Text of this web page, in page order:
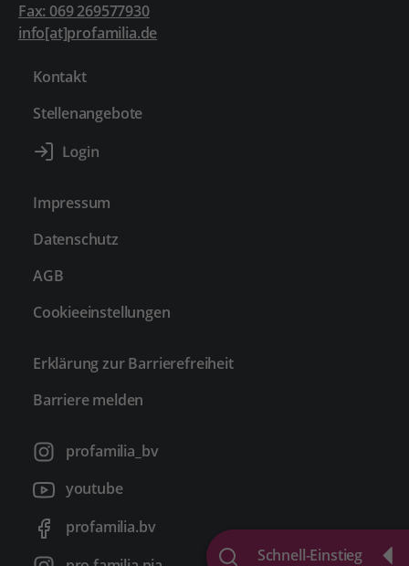
Schnell-Einstieg
Fax: 069 269577930
info[at]profamilia.de
Kontakt
Stellenangebote
Impressum
Datenschutz
AGB
Cookieeinstellungen
Erklärung zur Barrierefreiheit
Barriere melden
profamilia_bv
youtube
profamilia.bv